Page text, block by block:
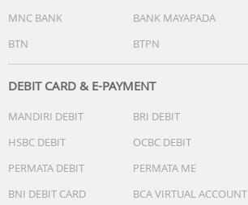
MNC BANK
BANK MAYAPADA
BTN
BTPN
DEBIT CARD & E-PAYMENT
MANDIRI DEBIT BRI DEBIT
HSBC DEBIT
OCBC DEBIT
PERMATA DEBIT
PERMATA ME
BNI DEBIT CARD
BCA VIRTUAL ACCOUNT